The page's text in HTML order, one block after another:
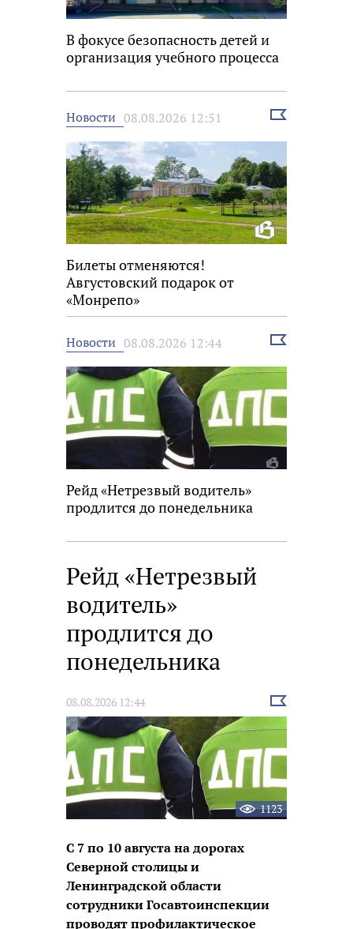
В фокусе безопасность детей и
организация учебного процесса
Новости 08.08.2026 12:51
Выбрать
Билеты отменяются!
Августовский подарок от
«Монрепо»
Новости 08.08.2026 12:44
Выбрать
Рейд «Нетрезвый водитель»
продлится до понедельника
Рейд «Нетрезвый
водитель»
продлится до
понедельника
08.08.2026 12:44
Выбрать
новость
1123
С 7 по 10 августа на дорогах
Северной столицы и
Ленинградской области
сотрудники Госавтоинспекции
проводят профилактическое